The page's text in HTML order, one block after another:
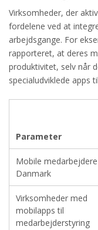
Virksomheder, der
fordelene ved at
arbejdsgange. For
rapporteret, at deres
produktivitet, selv når
specialudviklede apps
Parameter
Mobile
Danmark
Virksomheder med
mobilapps til
medarbejderstyring